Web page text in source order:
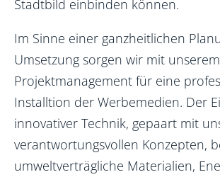
Stadtbild einbinden können.
Im Sinne einer ganzheitlichen
Umsetzung sorgen wir mit
Projektmanagement für eine
Installtion der Werbemedien. Der
innovativer Technik, gepaart mit
verantwortungsvollen Konzepten,
umweltverträgliche Materialien,